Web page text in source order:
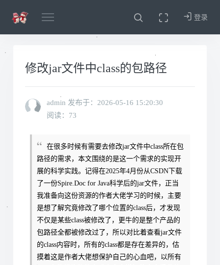
登录
修改jar文件中class的包路径
admin 发布于： 2026-05-16 15:20:30
阅读：73
在很多时候有需要去修改jar文件中class所在包
路径的需求，本文围绕的是这一个需求的实现开
展的科学实践。记得在2025年4月份从CSDN下载
了一份Spire.Doc for Java科学后的jar文件，正当
我准备向这份资源的作者大佬学习的时候，主要
是想了解究竟修改了哪个位置的class后，才发现
不仅是某些class被修改了，更牛的是整个产品的
包路径全都被修改过了，所以对比着查看jar文件
的class内容时，所有的class都是存在差异的，估
摸着这是作者大佬想保护自己的心血吧，以所有